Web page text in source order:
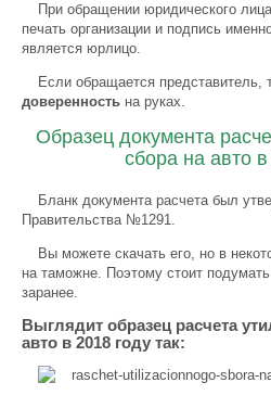
При обращении юридического
печать организации и подпись
является юрлицо.
Если обращается представитель,
доверенность на руках.
Образец документа
сбора на авто
Бланк документа расчета был
Правительства №1291.
Вы можете скачать его, но в
на таможне. Поэтому стоит
заранее.
Выглядит образец расчета
авто в 2018 году так: